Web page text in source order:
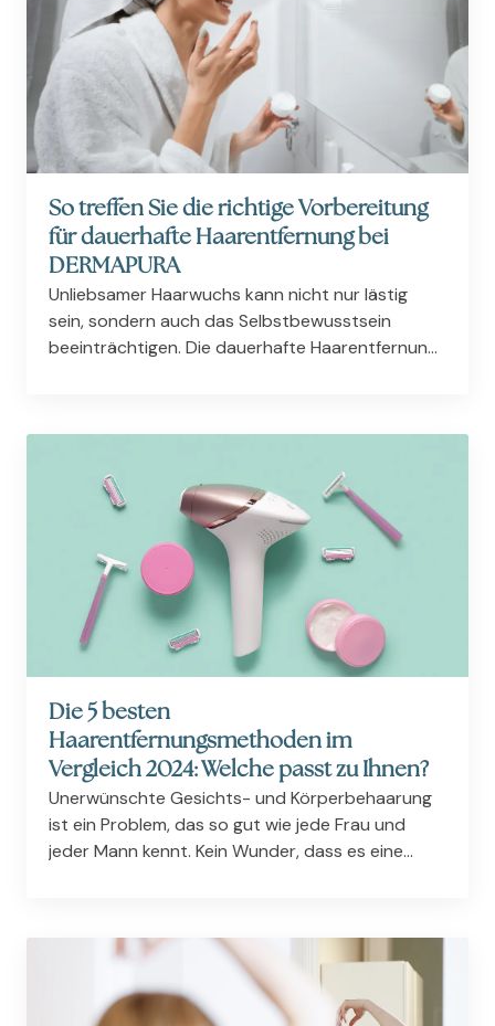
So treffen Sie die richtige Vorbereitung
für dauerhafte Haarentfernung bei
DERMAPURA
Unliebsamer Haarwuchs kann nicht nur lästig
sein, sondern auch das Selbstbewusstsein
beeinträchtigen. Die dauerhafte Haarentfernung
Die 5 besten
Haarentfernungsmethoden im
Vergleich 2024: Welche passt zu Ihnen?
Unerwünschte Gesichts- und Körperbehaarung
ist ein Problem, das so gut wie jede Frau und
jeder Mann kennt. Kein Wunder, dass es eine